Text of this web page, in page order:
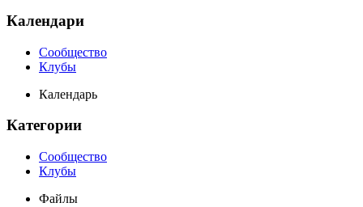
Календари
Сообщество
Клубы
Календарь
Категории
Сообщество
Клубы
Файлы